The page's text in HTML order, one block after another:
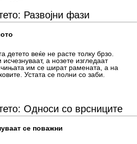
Развојни фази
детето веќе не расте толку брзо.
а нозете изгледаат
им се шират рамената, а на
Устата се полни со заби.
Односи со врсниците
се поважни